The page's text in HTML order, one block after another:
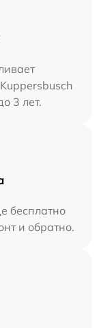
3 лет.
бесплатно
и обратно.